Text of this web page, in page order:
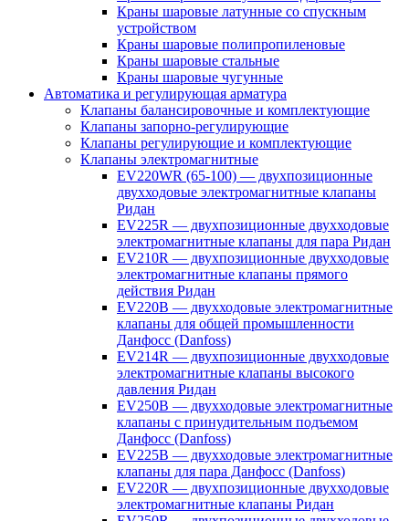
Краны шаровые латунные со спускным
устройством
Краны шаровые полипропиленовые
Краны шаровые стальные
Краны шаровые чугунные
Автоматика и регулирующая арматура
Клапаны балансировочные и комплектующие
Клапаны запорно-регулирующие
Клапаны регулирующие и комплектующие
Клапаны электромагнитные
EV220WR (65-100) — двухпозиционные
двухходовые электромагнитные клапаны
Ридан
EV225R — двухпозиционные двухходовые
электромагнитные клапаны для пара Ридан
EV210R — двухпозиционные двухходовые
электромагнитные клапаны прямого
действия Ридан
EV220B — двухходовые электромагнитные
клапаны для общей промышленности
Данфосс (Danfoss)
EV214R — двухпозиционные двухходовые
электромагнитные клапаны высокого
давления Ридан
EV250B — двухходовые электромагнитные
клапаны с принудительным подъемом
Данфосс (Danfoss)
EV225B — двухходовые электромагнитные
клапаны для пара Данфосс (Danfoss)
EV220R — двухпозиционные двухходовые
электромагнитные клапаны Ридан